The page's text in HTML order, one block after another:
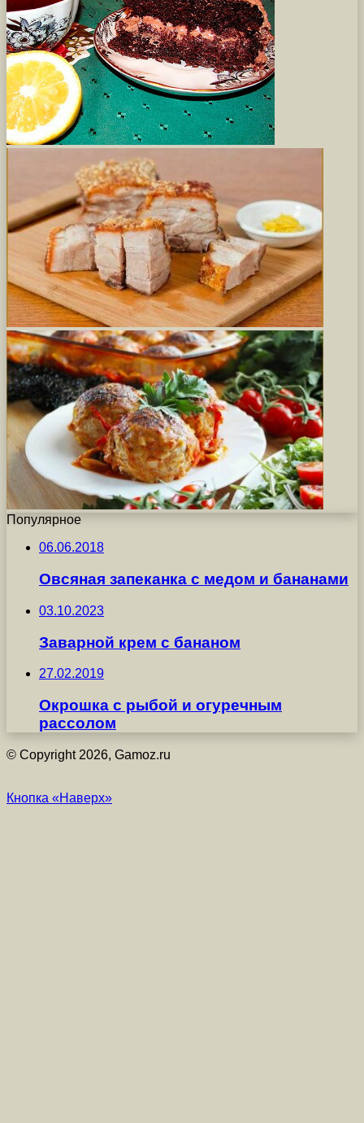
Популярное
06.06.2018
Овсяная запеканка с медом и бананами
03.10.2023
Заварной крем с бананом
27.02.2019
Окрошка с рыбой и огуречным
рассолом
© Copyright 2026, Gamoz.ru
Кнопка «Наверх»